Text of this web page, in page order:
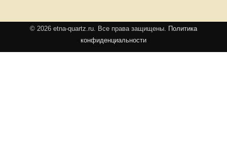
© 2026 etna-quartz.ru. Все права защищены. Политика
конфиденциальности